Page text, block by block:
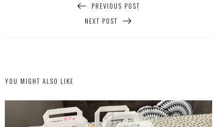
PREVIOUS POST
NEXT POST
YOU MIGHT ALSO LIKE